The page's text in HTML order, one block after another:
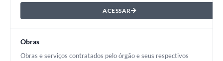
ACESSAR
Obras
Obras e serviços contratados pelo órgão e seus respectivos